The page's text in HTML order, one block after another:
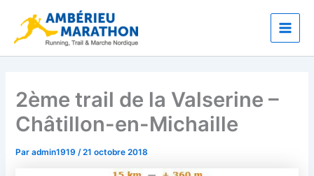
contenu
Main
2ème trail de la Valserine –
Châtillon-en-Michaille
Paradmin1919/21 octobre 2018